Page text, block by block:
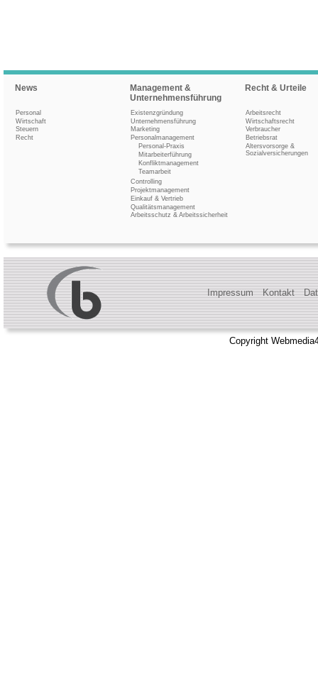
News
Personal
Wirtschaft
Steuern
Recht
Management &
Unternehmensführung
Existenzgründung
Unternehmensführung
Marketing
Personalmanagement
Personal-Praxis
Mitarbeiterführung
Konfliktmanagement
Teamarbeit
Controlling
Projektmanagement
Einkauf & Vertrieb
Qualitätsmanagement
Arbeitsschutz & Arbeitssicherheit
Recht & Urteile
Arbeitsrecht
Wirtschaftsrecht
Verbraucher
Betriebsrat
Altersvorsorge &
Sozialversicherungen
Impressum Kontakt
Copyright